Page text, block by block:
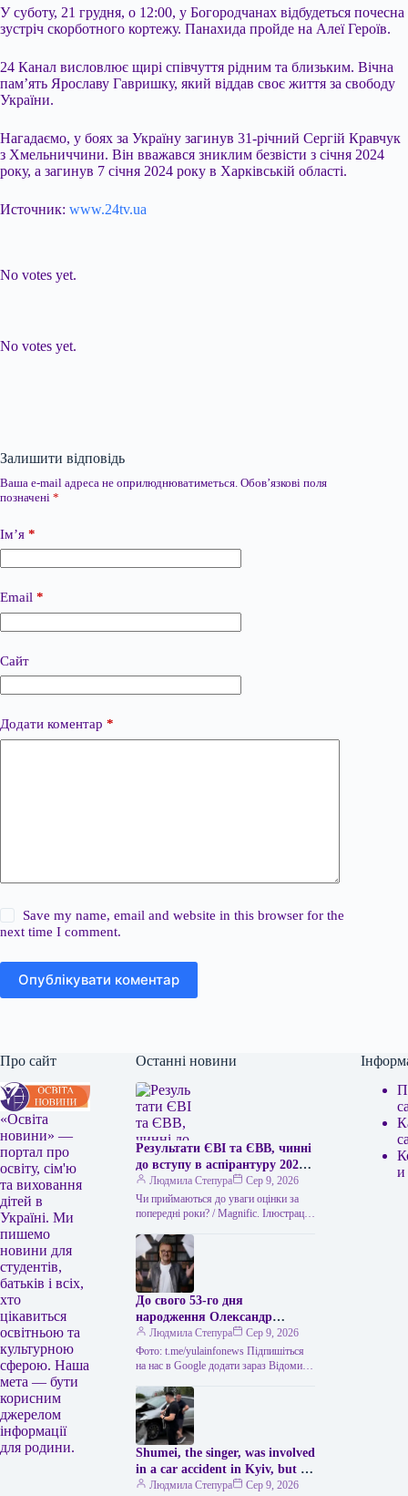
У суботу, 21 грудня, о 12:00, у Богородчанах відбудеться почесна
зустріч скорботного кортежу. Панахида пройде на Алеї Героїв.
24 Канал висловлює щирі співчуття рідним та близьким. Вічна
пам’ять Ярославу Гавришку, який віддав своє життя за свободу
України.
Нагадаємо, у боях за Україну загинув 31-річний Сергій Кравчук
з Хмельниччини. Він вважався зниклим безвісти з січня 2024
року, а загинув 7 січня 2024 року в Харківській області.
Источник: www.24tv.ua
No votes yet.
No votes yet.
Залишити відповідь
Ваша e-mail адреса не оприлюднюватиметься. Обов’язкові поля
позначені *
Ім’я *
Email *
Сайт
Додати коментар *
Save my name, email and website in this browser for the
next time I comment.
Опублікувати коментар
Про сайт
«Освіта
новини» —
портал про
освіту, сім'ю
та виховання
дітей в
Україні. Ми
пишемо
новини для
студентів,
батьків і всіх,
хто
цікавиться
освітньою та
культурною
сферою. Наша
мета — бути
корисним
джерелом
інформації
для родини.
Останні новини
Результати ЄВІ та ЄВВ, чинні
до вступу в аспірантуру 2026
рокуЛюдмила Степура
Сер 9, 2026
Чи приймаються до уваги оцінки за
попередні роки? / Magnific. Ілюстрація
до аспірантури – чи…
До свого 53-го дня
народження Олександр
Пономарьов повідомив, що
створив пригодницьку книгу.
Людмила Степура
Сер 9, 2026
Фото: t.me/yulainfonews Підпишіться
на нас в Google додати зараз Відомий
Пономарьов створив пригодницьку
книгу. Про це він…
Shumei, the singer, was involved
in a car accident in Kyiv, but he
was unharmed.
Людмила Степура Сер 9, 2026
и